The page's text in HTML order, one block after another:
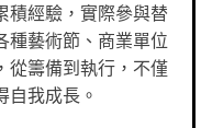
積經驗，實際參與替
種藝術節、商業單位
從籌備到執行，不僅
我成長。